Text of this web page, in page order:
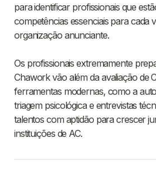
para identificar profissionais que
competências essenciais para cada
organização anunciante.
Os profissionais extremamente
Chawork vão além da avaliação de
ferramentas modernas, como a
triagem psicológica e entrevistas
talentos com aptidão para crescer
instituições de AC.